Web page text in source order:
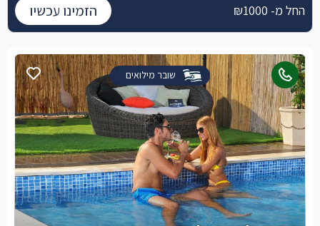
שובר מילואים
החל מ- ₪1000 הזמינו עכשיו